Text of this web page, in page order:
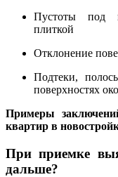
Пустоты под
плиткой
Отклонение
Подтеки,
поверхностях
Примеры
квартир в
При приемке
дальше?